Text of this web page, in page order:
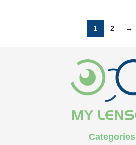
1 2 →
Categories